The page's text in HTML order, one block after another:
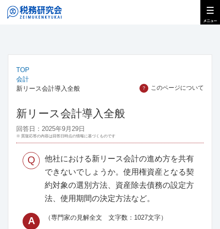
TOP
会計
新リース会計導入全般
？ このページについて
新リース会計導入全般
回答日：2025年9月29日
※ 質疑応答の内容は回答日時点の情報に基づくものです
Q
他社における新リース会計の進め方を共有
できないでしょうか。使用権資産となる契
約対象の選別方法、資産除去債務の設定方
法、使用期間の決定方法など。
A （専門家の見解全文 文字数：1027文字）